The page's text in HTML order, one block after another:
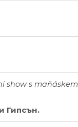
show s maňáskem
Гипсън.